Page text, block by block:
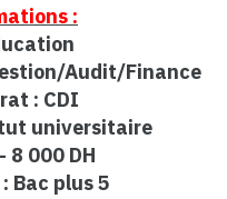
:
Audit/Finance
: CDI
universitaire
8 000 DH
Bac plus 5